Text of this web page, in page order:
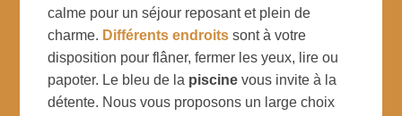
calme pour un séjour reposant et plein de
charme. Différents endroits sont à votre
disposition pour flâner, fermer les yeux, lire ou
papoter. Le bleu de la piscinevous invite à la
détente. Nous vous proposons un large choix